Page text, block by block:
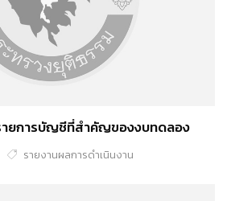
ายการบัญชีที่สำคัญของงบทดลอง
รายงานผลการดำเนินงาน